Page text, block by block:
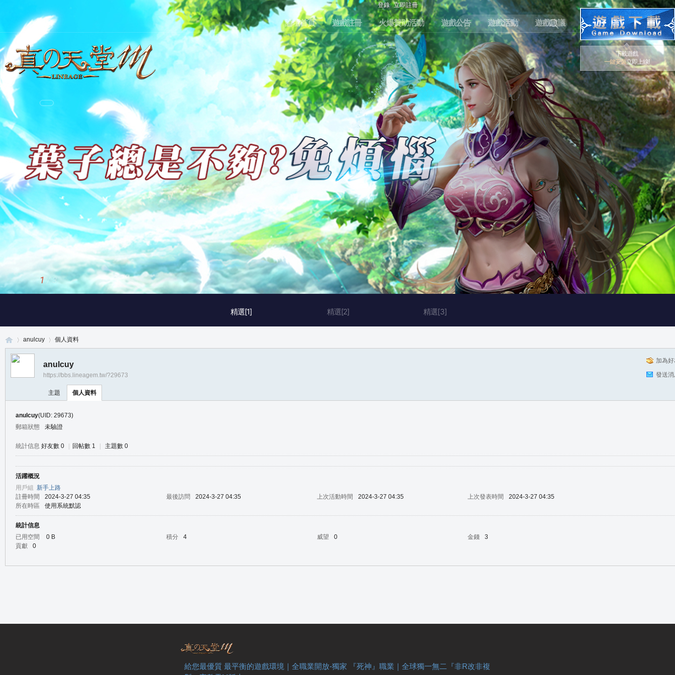
登錄 立即註冊
論壇首頁 遊戲註冊 火爆贊助活動 遊戲公告 遊戲活動 遊戲建議
下載遊戲
一鍵安裝立即上線!
精選[1] 精選[2] 精選[3]
1 / 3
anulcuy 個人資料
加為
發送
anulcuy
https://bbs.lineagem.tw/?29673
主題 個人資料
anulcuy(UID: 29673)
郵箱狀態
未驗證
統計信息 好友數 0 回帖數 1 主題數 0
活躍概況
用戶組 新手上路
註冊時間
2024-3-27 04:35 最後訪問 2024-3-27 04:35 上次活動時間 2024-3-27 04:35 上次發表時間
2024-3-27 04:35
所在時區
使用系統默認
統計信息
已用空間
0 B 積分 4 威望 0 金錢
3
貢獻
0
給您最優質 最平衡的遊戲環境｜全職業開放-獨家 『死神』職業｜全球獨一無二『非R改非複